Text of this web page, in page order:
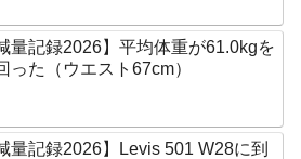
量記録2026】平均体重が61.0kgを
った（ウエスト67cm）
量記録2026】Levis 501 W28に到